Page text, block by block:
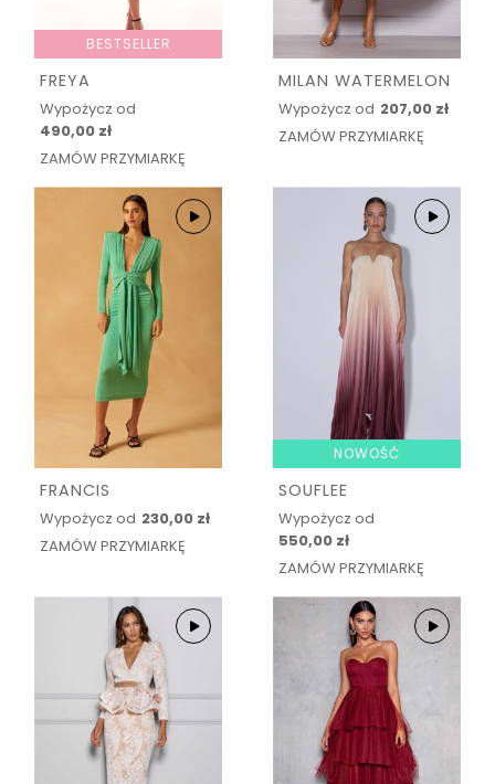
BESTSELLER
FREYA
Wypożycz od
490,00 zł
ZAMÓW PRZYMIARKĘ
MILAN WATERMELON
Wypożycz od 207,00 zł
ZAMÓW PRZYMIARKĘ
FRANCIS
Wypożycz od 230,00 zł
ZAMÓW PRZYMIARKĘ
NOWOŚĆ
SOUFLEE
Wypożycz od
550,00 zł
ZAMÓW PRZYMIARKĘ